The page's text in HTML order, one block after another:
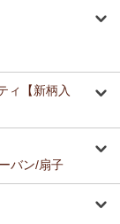
ィ【新柄入
バン/扇子